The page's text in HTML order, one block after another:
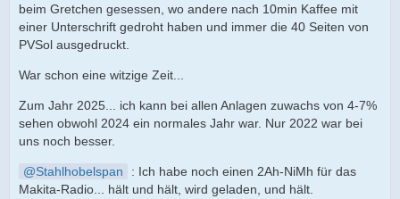
beim Gretchen gesessen, wo andere nach 10min Kaffee mit
einer Unterschrift gedroht haben und immer die 40 Seiten von
PVSol ausgedruckt.
War schon eine witzige Zeit...
Zum Jahr 2025... ich kann bei allen Anlagen zuwachs von 4-7%
sehen obwohl 2024 ein normales Jahr war. Nur 2022 war bei
uns noch besser.
Stahlhobelspan
: Ich habe noch einen 2Ah-NiMh für das
Makita-Radio... hält und hält, wird geladen, und hält.